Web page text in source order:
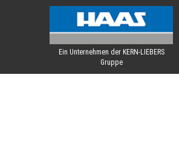
Ein Unternehmen der KERN-LIEBERS
Gruppe